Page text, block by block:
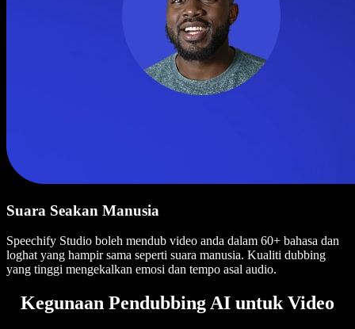
Suara Seakan Manusia
Speechify Studio boleh mendub video anda dalam 60+ bahasa dan
loghat yang hampir sama seperti suara manusia. Kualiti dubbing
yang tinggi mengekalkan emosi dan tempo asal audio.
Kegunaan Pendubbing AI untuk Video